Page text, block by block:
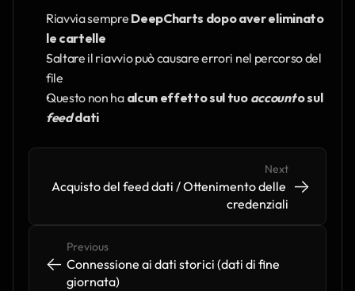
Riavvia sempre DeepCharts dopo aver eliminato
le cartelle
Saltare il riavvio può causare errori nel percorso del
file
Questo non ha alcun effetto sul tuo account
o sul
feed dati
<- <-
Previous
Connessione ai dati storici (dati di fine
giornata)
Next
Acquisto del feed dati / Ottenimento delle
credenziali
-> ->